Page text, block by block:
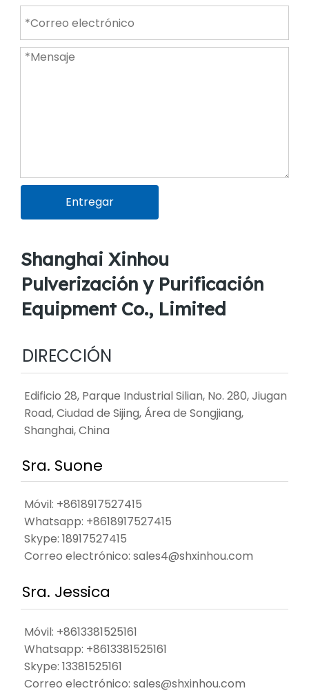
Entregar
Shanghai Xinhou
Pulverización y Purificación
Equipment Co., Limited
DIRECCIÓN
Edificio 28, Parque Industrial Silian, No. 280, Jiugan
Road, Ciudad de Sijing, Área de Songjiang,
Shanghai, China
Sra. Suone
Móvil: +8618917527415
Whatsapp: +8618917527415
Skype: 18917527415
Correo electrónico: sales4@shxinhou.com
Sra. Jessica
Móvil: +8613381525161
Whatsapp: +8613381525161
Skype: 13381525161
Correo electrónico: sales@shxinhou.com